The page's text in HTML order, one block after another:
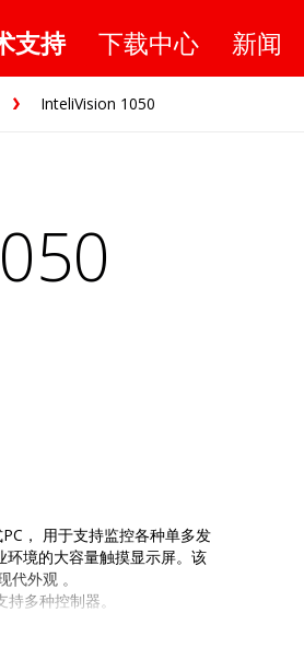
支持 下载中心 新闻
InteliVision 1050
， 用于支持监控各种单多发
环境的大容量触摸显示屏。该
外观 。
多种控制器。